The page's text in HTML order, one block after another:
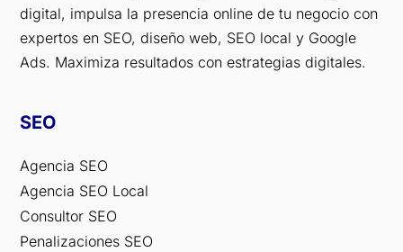
digital, impulsa la presencia online de tu negocio con
expertos en SEO, diseño web, SEO local y Google
Ads. Maximiza resultados con estrategias digitales.
SEO
Agencia SEO
Agencia SEO Local
Consultor SEO
Penalizaciones SEO